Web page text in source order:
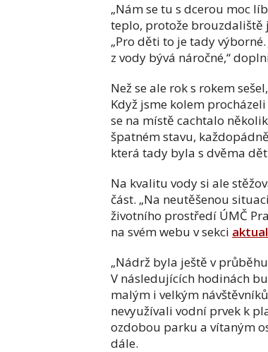
„Nám se tu s dcerou moc
teplo, protože brouzdaliště
„Pro děti to je tady
z vody bývá náročné,“
Než se ale rok s rokem
Když jsme kolem
se na místě cachtalo
špatném stavu,
která tady byla s dvěma
Na kvalitu vody si ale
část. „Na neutěšenou
životního prostředí ÚMČ
na svém webu v sekci
„Nádrž byla ještě v
V následujících hodinách
malým i velkým
nevyužívali vodní prvek k
ozdobou parku a vítaným
dále.